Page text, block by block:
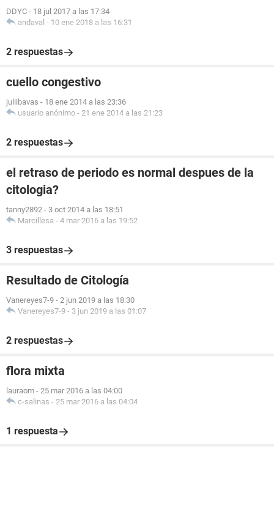
DDYC - 18 jul 2017 a las 17:34
andaval - 10 ene 2018 a las 16:31
2 respuestas
cuello congestivo
juliibavas - 18 ene 2014 a las 23:36
usuario anónimo - 21 ene 2014 a las 21:23
2 respuestas
el retraso de periodo es normal despues de la
citologia?
tanny2892 - 3 oct 2014 a las 18:51
Marcillesa - 4 mar 2016 a las 19:52
3 respuestas
Resultado de Citología
Vanereyes7-9 - 2 jun 2019 a las 18:30
Vanereyes7-9 - 3 jun 2019 a las 01:07
2 respuestas
flora mixta
lauraom - 25 mar 2016 a las 04:00
c-salinas - 25 mar 2016 a las 04:04
1 respuesta